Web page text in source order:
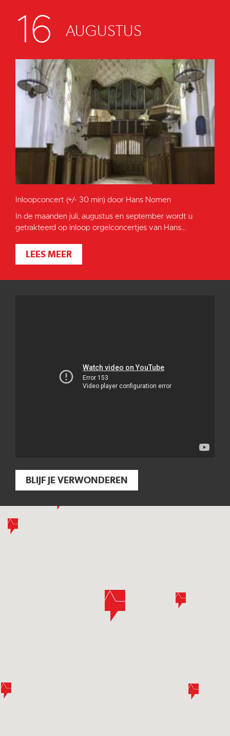
16 AUGUSTUS
Inloopconcert (+/- 30 min) door Hans Nomen
In de maanden juli, augustus en september wordt u
getrakteerd op inloop orgelconcertjes van Hans...
LEES MEER
BLIJF JE VERWONDEREN